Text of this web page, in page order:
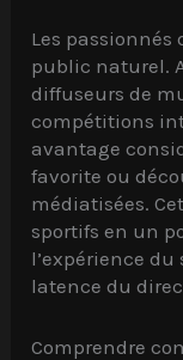
Les
public naturel.
diffuseurs de
compétitions
avantage
favorite ou
médiatisées.
sportifs en un
l’expérience
latence du
Comprendre